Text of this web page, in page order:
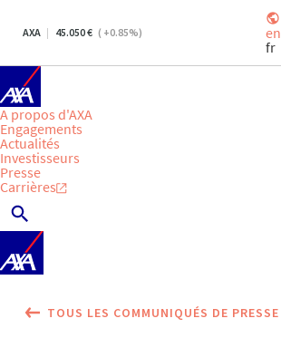
AXA 45.050 ( +0.85%)
en
fr
A propos d'AXA
Engagements
Actualités
Investisseurs
Presse
Carrières
TOUS LES COMMUNIQUÉS DE PRESSE